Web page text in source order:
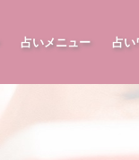
占いメニュー 占い